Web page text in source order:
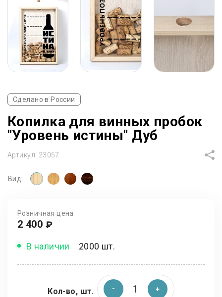
Сделано в России
Копилка для винных пробок
"Уровень истины" Дуб
Артикул: 23057
Вид:
Розничная цена
2 400 ₽
В наличии 2000 шт.
Кол-во, шт.